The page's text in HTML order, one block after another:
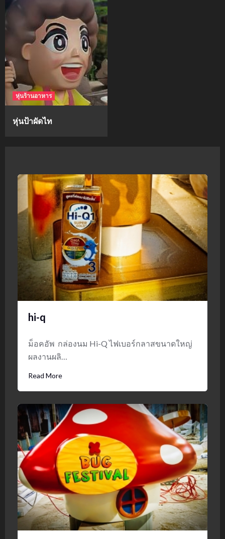
หุ่นร้านอาหาร
หุ่นป้าผัดไท
hi-q
ม็อคอัพ กล่องนม Hi-Q ไฟเบอร์กลาสขนาดใหญ่
ผลงานผลิ…
Read More